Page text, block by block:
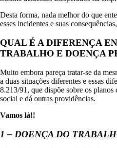
Desta forma, nada melhor do que
esses incidentes e suas
QUAL É A DIFERENÇA
TRABALHO E DOENÇA
Muito embora pareça tratar-se da
a duas situações diferentes e essas
8.213/91, que dispõe sobre os
social e dá outras providências.
Vamos lá!!
1 – DOENÇA DO